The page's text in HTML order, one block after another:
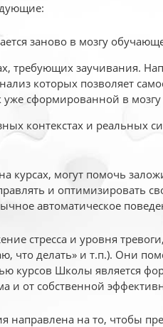
заново в мозгу
требующих заучивания.
которых позволяет
сформированной в
контекстах и реальных
курсах, могут помочь
и оптимизировать
автоматическое
стресса и уровня
что делать» и т.п.). Они
курсов Школы является
и от собственной
на то, чтобы